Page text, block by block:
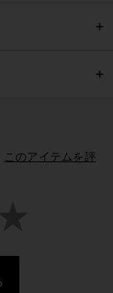
このアイテムを評